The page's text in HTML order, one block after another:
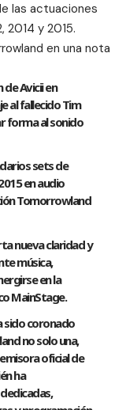
las actuaciones
2014 y 2015.
en una nota
Avicii en
al fallecido Tim
forma al sonido
sets de
en audio
Tomorrowland
nueva claridad y
música,
en la
MainStage.
sido coronado
no solo una,
​​oficial de
ha